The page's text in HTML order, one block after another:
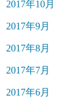
2017年10月
2017年9月
2017年8月
2017年7月
2017年6月